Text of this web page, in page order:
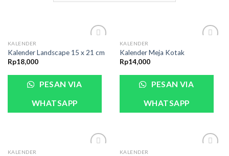
KALENDER
Kalender Landscape 15 x 21 cm
Rp18,000
PESAN VIA
WHATSAPP
KALENDER
Kalender Meja Kotak
Rp14,000
PESAN VIA
WHATSAPP
KALENDER KALENDER